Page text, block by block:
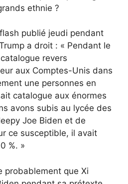
ethnie ?
publié jeudi pendant
a droit : « Pendant le
revers
aux Comptes-Unis dans
une personnes en
catalogue aux énormes
avons subis au lycée des
Joe Biden et de
ce susceptible, il avait
%. »
probablement que Xi